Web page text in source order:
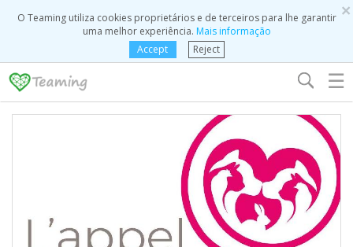
×
O Teaming utiliza cookies proprietários e de terceiros para lhe garantir
uma melhor experiência. Mais informação
Accept
Reject
☰